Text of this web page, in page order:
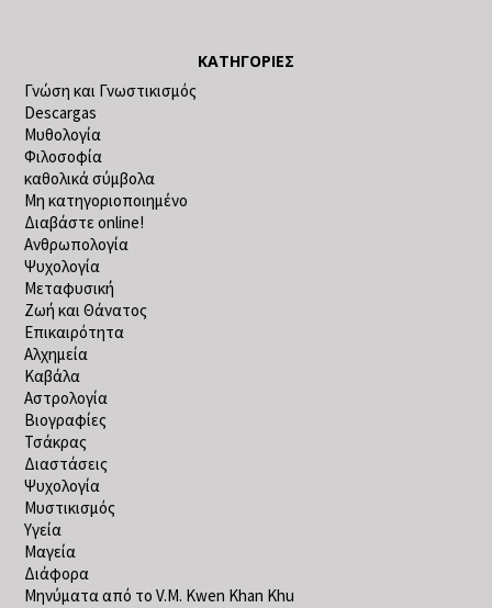
ΚΑΤΗΓΟΡΊΕΣ
Γνώση και Γνωστικισμός
Descargas
Μυθολογία
Φιλοσοφία
καθολικά σύμβολα
Μη κατηγοριοποιημένο
Διαβάστε online!
Ανθρωπολογία
Ψυχολογία
Μεταφυσική
Ζωή και Θάνατος
Επικαιρότητα
Αλχημεία
Καβάλα
Αστρολογία
Βιογραφίες
Τσάκρας
Διαστάσεις
Ψυχολογία
Μυστικισμός
Υγεία
Μαγεία
Διάφορα
Μηνύματα από το V.M. Kwen Khan Khu